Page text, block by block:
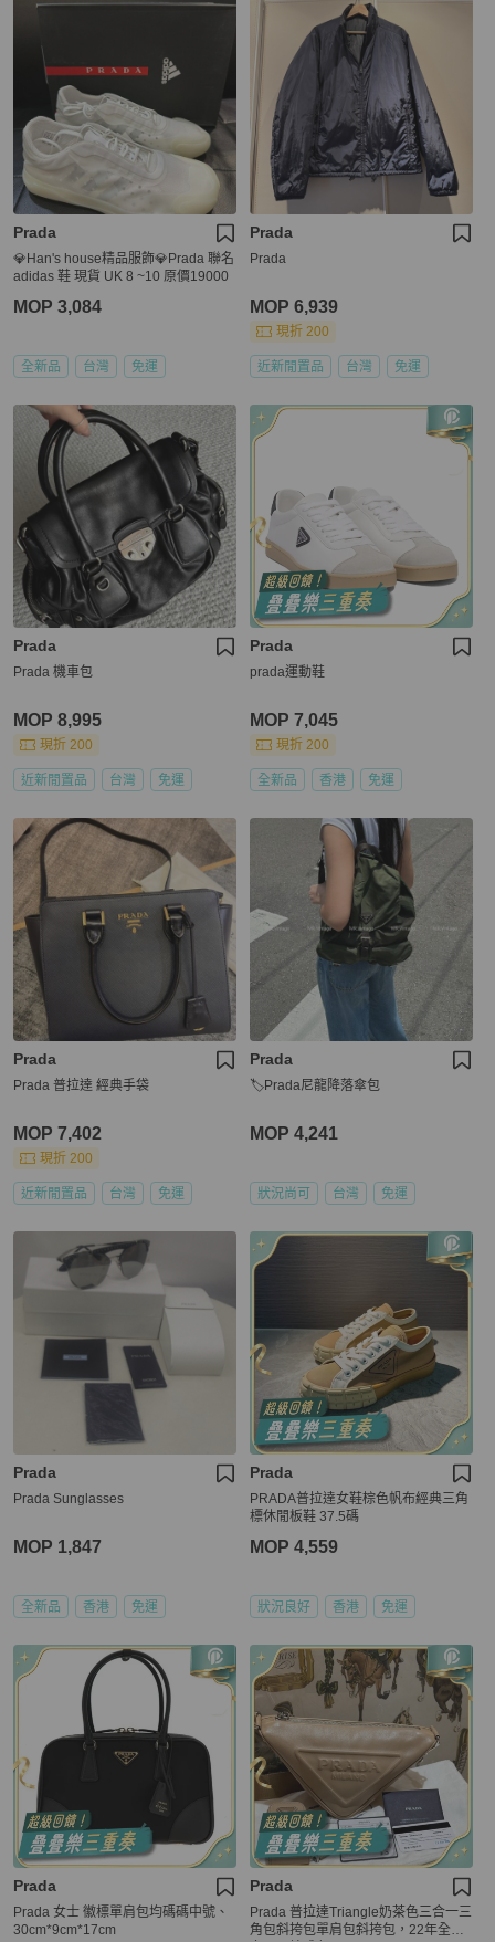
Prada
💎Han's house精品服飾💎Prada 聯名
adidas 鞋 現貨 UK 8 ~10 原價19000
MOP 3,084
全新品 台灣 免運
Prada
Prada
MOP 6,939
現折 200
近新閒置品 台灣 免運
Prada
Prada 機車包
MOP 8,995
現折 200
近新閒置品 台灣 免運
Prada
prada運動鞋
MOP 7,045
現折 200
全新品 香港 免運
Prada
Prada 普拉達 經典手袋
MOP 7,402
現折 200
近新閒置品 台灣 免運
Prada
🏷Prada尼龍降落傘包
MOP 4,241
狀況尚可 台灣 免運
Prada
Prada Sunglasses
MOP 1,847
全新品 香港 免運
Prada
PRADA普拉達女鞋棕色帆布經典三角
標休閒板鞋 37.5碼
MOP 4,559
狀況良好 香港 免運
Prada
Prada 女士 徽標單肩包均碼碼中號、
30cm*9cm*17cm
Prada
Prada 普拉達Triangle奶茶色三合一三
角包斜挎包單肩包斜挎包，22年全